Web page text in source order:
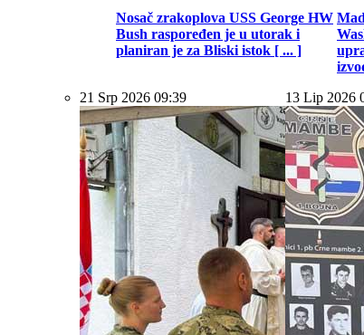
Nosač zrakoplova USS George HW
Bush raspoređen je u utorak i
planiran je za Bliski istok [ ... ]
21 Srp 2026 09:39
13 Lip 2026